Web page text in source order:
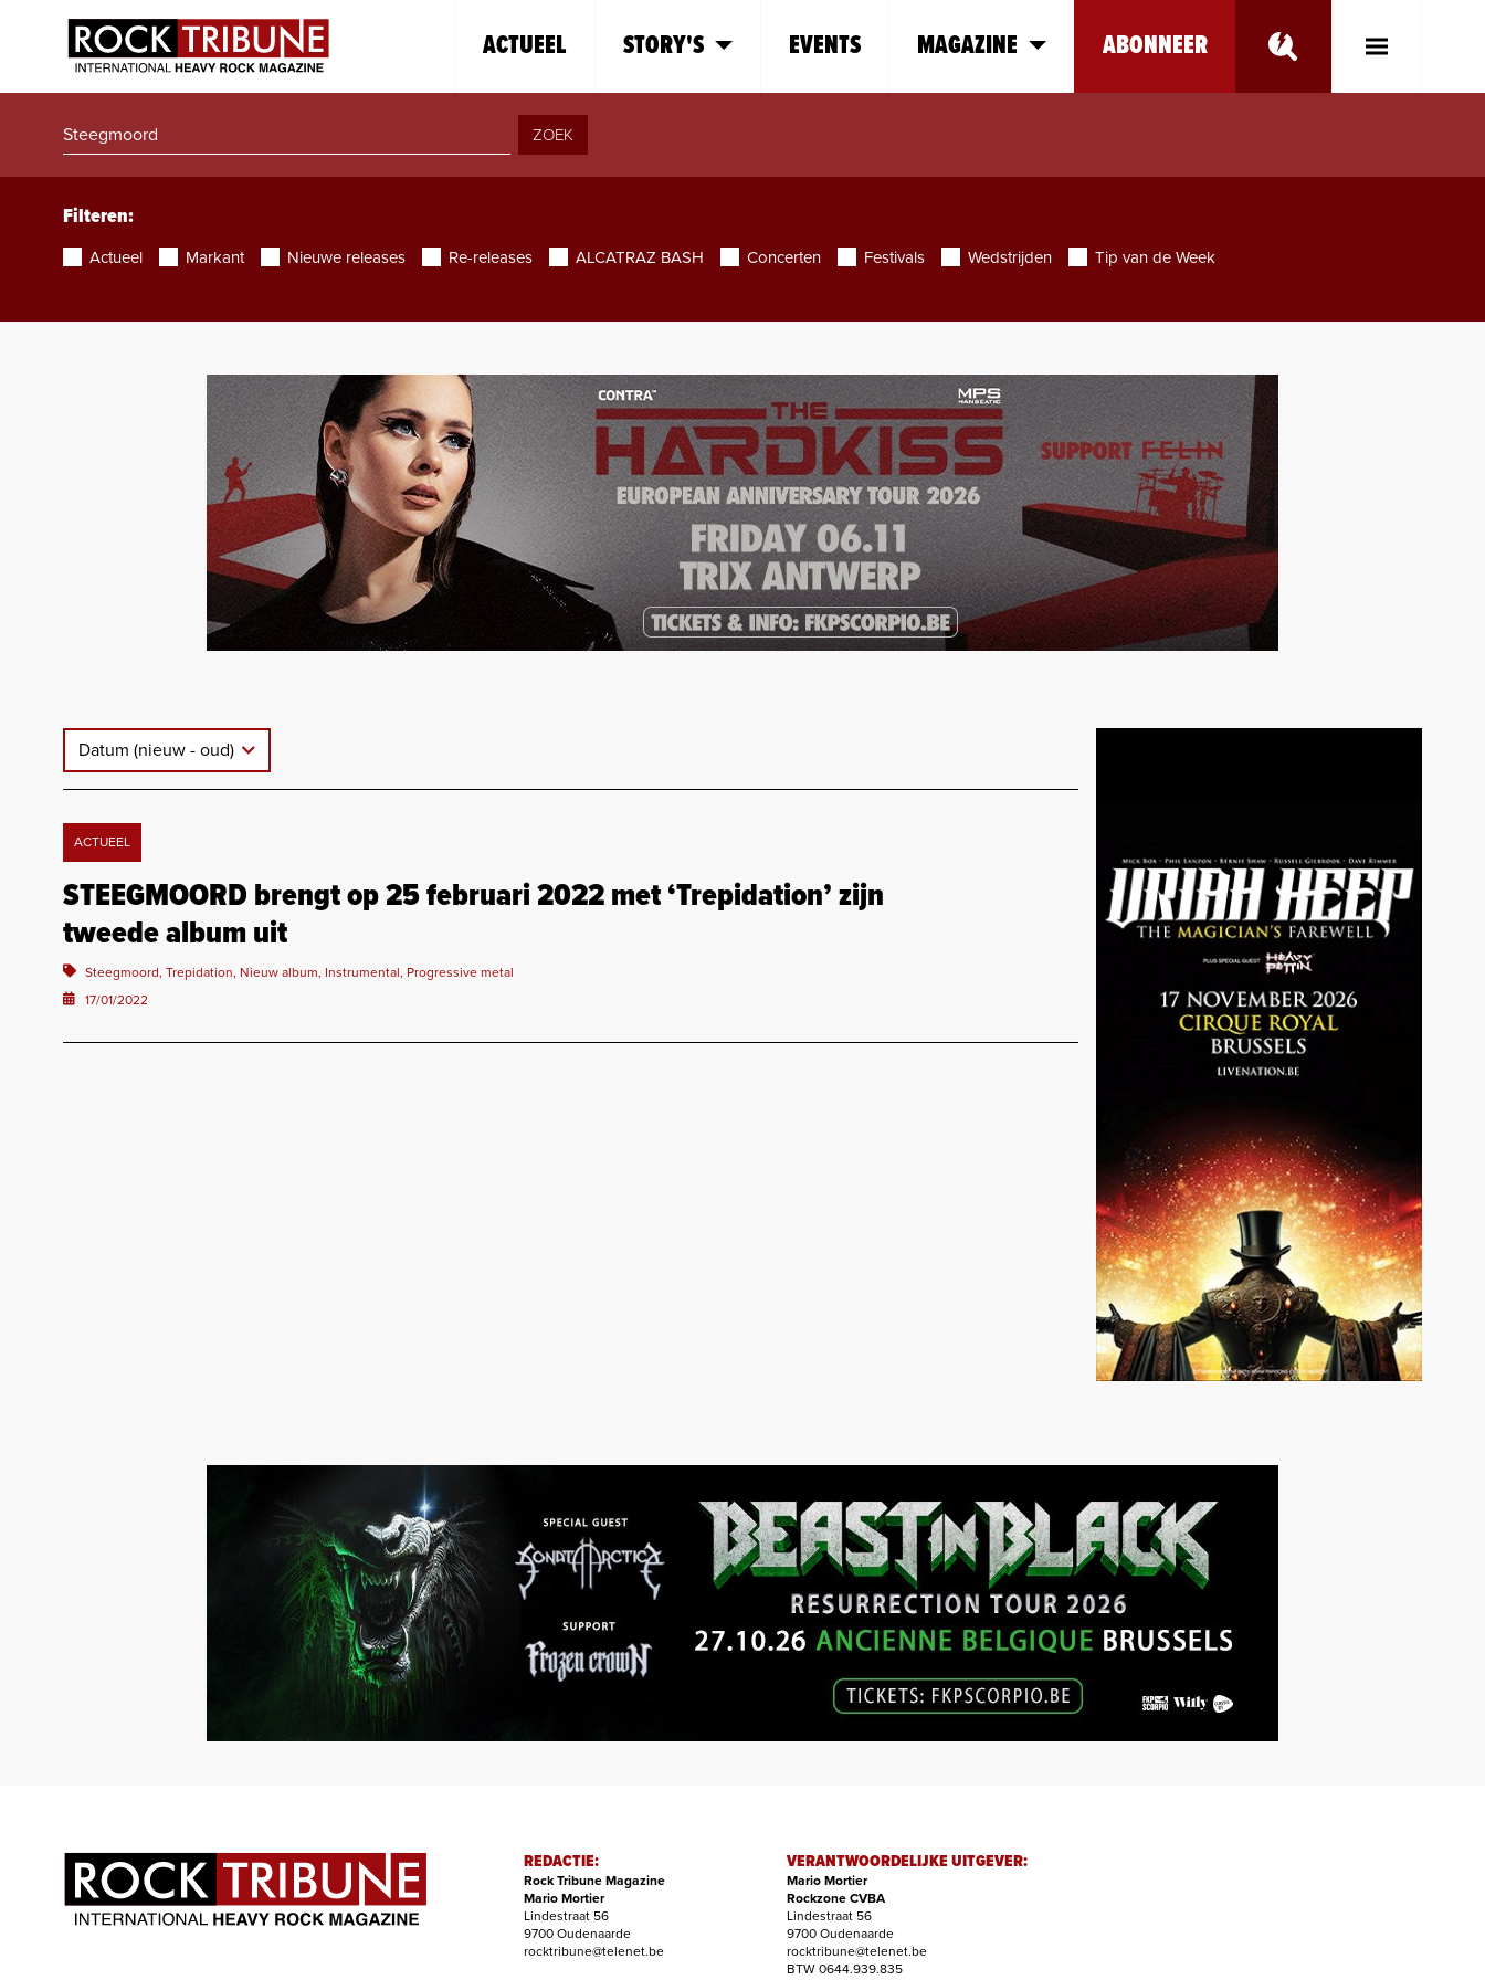
ACTUEEL STORY'S EVENTS MAGAZINE ABONNEER
Toggle
ZOEK
Filteren:
Actueel Markant Nieuwe releases Re-releases ALCATRAZ BASH Concerten Festivals Wedstrijden Tip van de Week
Datum (nieuw - oud)
ACTUEEL
STEEGMOORD brengt op 25 februari 2022 met ‘Trepidation’ zijn
tweede album uit
Steegmoord, Trepidation, Nieuw album, Instrumental, Progressive metal
17/01/2022
REDACTIE:
Rock Tribune Magazine
Mario Mortier
Lindestraat 56
9700 Oudenaarde
rocktribune@telenet.be
VERANTWOORDELIJKE UITGEVER:
Mario Mortier
Rockzone CVBA
Lindestraat 56
9700 Oudenaarde
rocktribune@telenet.be
BTW 0644.939.835